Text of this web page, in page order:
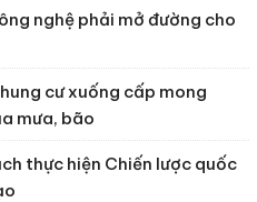
nghệ phải mở đường cho
cư xuống cấp mong
mưa, bão
thực hiện Chiến lược quốc